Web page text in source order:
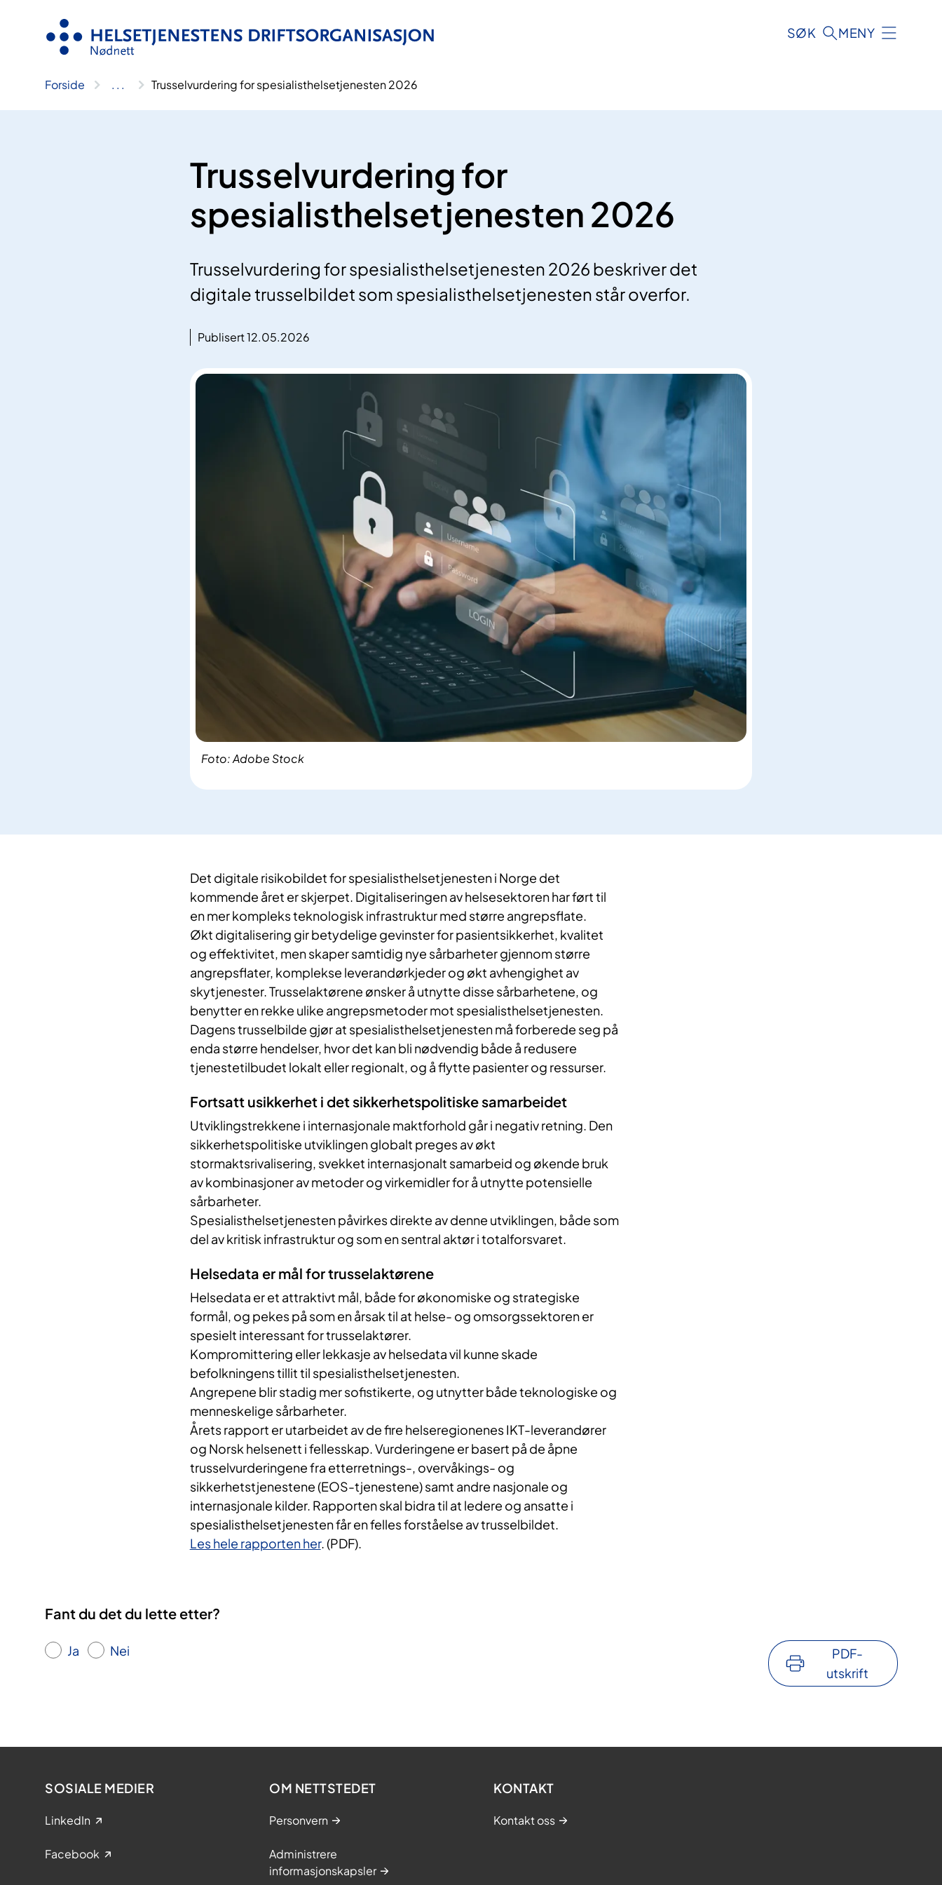
SØK MENY
Forside .. . Trusselvurdering for spesialisthelsetjenesten 2026
Trusselvurdering for
spesialisthelsetjenesten 2026
Trusselvurdering for spesialisthelsetjenesten 2026 beskriver det
digitale trusselbildet som spesialisthelsetjenesten står overfor.
Publisert 12.05.2026
Foto: Adobe Stock
Det digitale risikobildet for spesialisthelsetjenesten i Norge det
kommende året er skjerpet. Digitaliseringen av helsesektoren har ført til
en mer kompleks teknologisk infrastruktur med større angrepsflate.
Økt digitalisering gir betydelige gevinster for pasientsikkerhet, kvalitet
og effektivitet, men skaper samtidig nye sårbarheter gjennom større
angrepsflater, komplekse leverandørkjeder og økt avhengighet av
skytjenester. Trusselaktørene ønsker å utnytte disse sårbarhetene, og
benytter en rekke ulike angrepsmetoder mot spesialisthelsetjenesten.
Dagens trusselbilde gjør at spesialisthelsetjenesten må forberede seg på
enda større hendelser, hvor det kan bli nødvendig både å redusere
tjenestetilbudet lokalt eller regionalt, og å flytte pasienter og ressurser.
Fortsatt usikkerhet i det sikkerhetspolitiske samarbeidet
Utviklingstrekkene i internasjonale maktforhold går i negativ retning. Den
sikkerhetspolitiske utviklingen globalt preges av økt
stormaktsrivalisering, svekket internasjonalt samarbeid og økende bruk
av kombinasjoner av metoder og virkemidler for å utnytte potensielle
sårbarheter.
Spesialisthelsetjenesten påvirkes direkte av denne utviklingen, både som
del av kritisk infrastruktur og som en sentral aktør i totalforsvaret.
Helsedata er mål for trusselaktørene
Helsedata er et attraktivt mål, både for økonomiske og strategiske
formål, og pekes på som en årsak til at helse- og omsorgssektoren er
spesielt interessant for trusselaktører.
Kompromittering eller lekkasje av helsedata vil kunne skade
befolkningens tillit til spesialisthelsetjenesten.
Angrepene blir stadig mer sofistikerte, og utnytter både teknologiske og
menneskelige sårbarheter.
Årets rapport er utarbeidet av de fire helseregionenes IKT-leverandører
og Norsk helsenett i fellesskap. Vurderingene er basert på de åpne
trusselvurderingene fra etterretnings-, overvåkings- og
sikkerhetstjenestene (EOS-tjenestene) samt andre nasjonale og
internasjonale kilder. Rapporten skal bidra til at ledere og ansatte i
spesialisthelsetjenesten får en felles forståelse av trusselbildet.
Les hele rapporten her. (PDF).
Fant du det du lette etter?
Ja Nei
PDF-
utskrift
SOSIALE MEDIER
LinkedIn
Facebook
OM NETTSTEDET
Personvern
Administrere
informasjonskapsler
KONTAKT
Kontakt oss